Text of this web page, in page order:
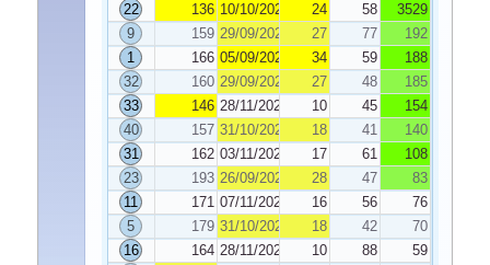
22
136 10/10/2023 24 58
3529
9
159 29/09/2023 27 77
192
1
166 05/09/2023 34 59
188
32
160 29/09/2023 27 48
185
33
146 28/11/2023 10 45
154
40
157 31/10/2023 18 41
140
31
162 03/11/2023 17 61
108
23
193 26/09/2023 28 47
83
11
171 07/11/2023 16 56
76
5
179 31/10/2023 18 42
70
16
164 28/11/2023 10 88
59